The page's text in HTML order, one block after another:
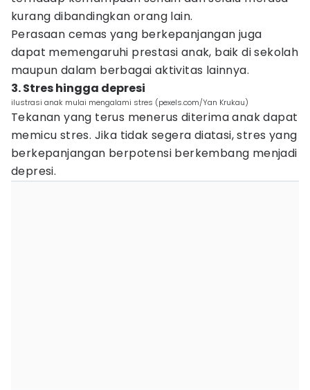
kurang dibandingkan orang lain.
Perasaan cemas yang berkepanjangan juga
dapat memengaruhi prestasi anak, baik di sekolah
maupun dalam berbagai aktivitas lainnya.
3. Stres hingga depresi
ilustrasi anak mulai mengalami stres (pexels.com/Yan Krukau)
Tekanan yang terus menerus diterima anak dapat
memicu stres. Jika tidak segera diatasi, stres yang
berkepanjangan berpotensi berkembang menjadi
depresi.